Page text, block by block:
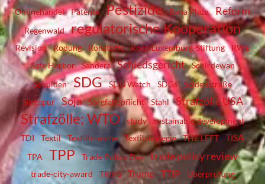
Onlinehandel
Patente Pestizide Rana Plaza Reform
Regenwald regulatorische Kooperation
Revision Rodung Rohstoffe Rosa-Luxemburg-Stiftung
RWE
Safe Harbor
Sanders Schiedsgericht
Schirdewan
Schulden
SDG SDG Watch SDGs
Seidenstraße
Singapur
Soja Sorgfaltspflicht Stahl Strafzölle USA
Strafzölle; WTO study
sustainable development
TDI
Textil Textilbranche Textilstrategie THE LEFT TiSA
TPA TPP Trade Policy Day trade policy review
trade-city-award TRIPS Trump TTIP
Überprüfung